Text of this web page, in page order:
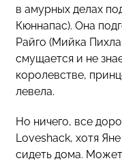
в амурных делах
Кюннапас). Она
Райго (Мийка
смущается и не
королевстве,
левела.
Но ничего, все
Loveshack, хотя
сидеть дома.